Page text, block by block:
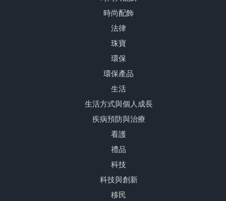
時尚配飾
法律
珠寶
環保
環保產品
生活
生活方式與個人成長
疾病預防與治療
看護
禮品
科技
科技與創新
移民